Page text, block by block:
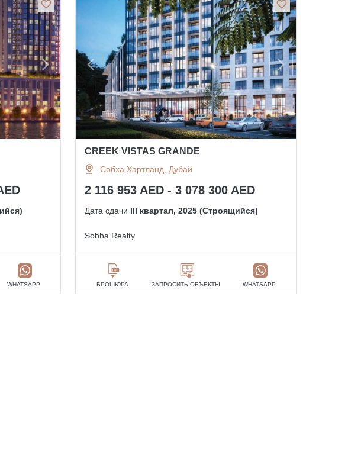
WHATSAPP
CREEK VISTAS GRANDE
Собха Хартланд, Дубай
2 116 953 AED - 3 078 300 AED
Дата сдачи III квартал, 2025 (Строящийся)
Sobha Realty
БРОШЮРА ЗАПРОСИТЬ ОБЪЕКТЫ WHATSAPP